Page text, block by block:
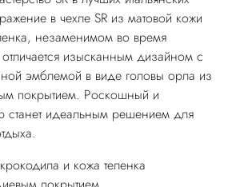
в чехле SR из матовой кожи
незаменимом во время
изысканным дизайном с
эмблемой в виде головы орла из
покрытием. Роскошный и
станет идеальным решением для
и кожа теленка